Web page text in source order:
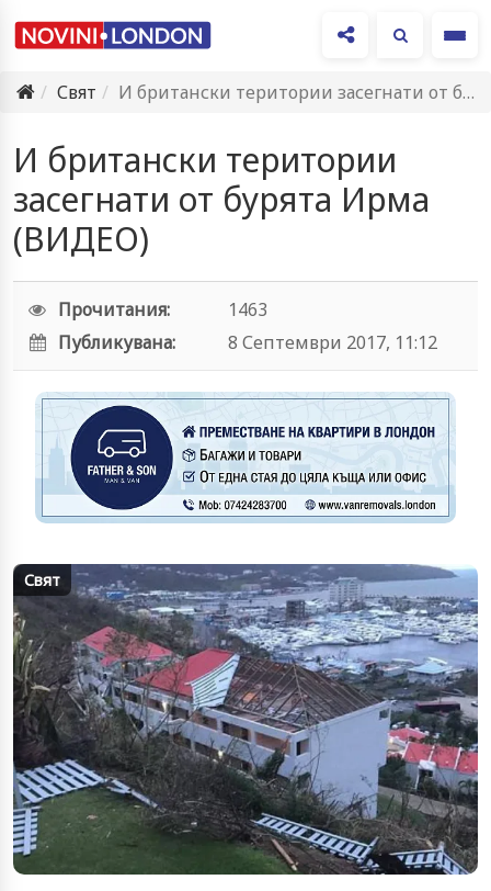
Свят
И британски територии засегнати от бурята Ирма (ВИДЕО)
И британски територии
засегнати от бурята Ирма
(ВИДЕО)
Прочитания:
1463
Публикувана:
8 Септември 2017, 11:12
Свят